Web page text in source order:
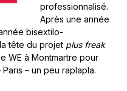
professionnalisé.
Après une année
bisextilo-
tête du projet plus freak
WE à Montmartre pour
– un peu raplapla.